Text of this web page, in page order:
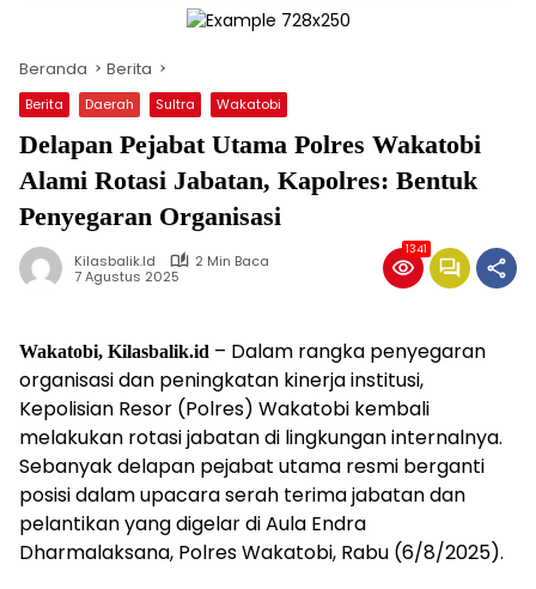
Beranda Berita
Berita Daerah Sultra Wakatobi
Delapan Pejabat Utama Polres Wakatobi
Alami Rotasi Jabatan, Kapolres: Bentuk
Penyegaran Organisasi
Kilasbalik.id
2 Min Baca
7 Agustus 2025
1341
Wakatobi, Kilasbalik.id – Dalam rangka penyegaran
organisasi dan peningkatan kinerja institusi,
Kepolisian Resor (Polres) Wakatobi kembali
melakukan rotasi jabatan di lingkungan internalnya.
Sebanyak delapan pejabat utama resmi berganti
posisi dalam upacara serah terima jabatan dan
pelantikan yang digelar di Aula Endra
Dharmalaksana, Polres Wakatobi, Rabu (6/8/2025).